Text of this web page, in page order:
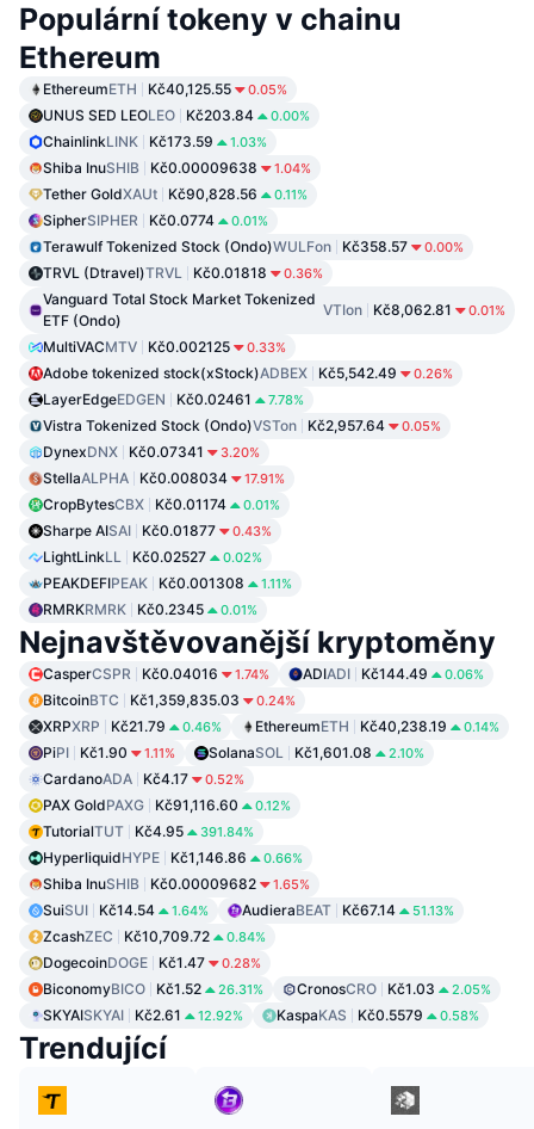
Populární tokeny v chainu
Ethereum
EthereumETH Kč40,125.55 0.05%
UNUS SED LEOLEO Kč203.84 0.00%
ChainlinkLINK Kč173.59 1.03%
Shiba InuSHIB Kč0.00009638 1.04%
Tether GoldXAUt Kč90,828.56 0.11%
SipherSIPHER Kč0.0774 0.01%
Terawulf Tokenized Stock (Ondo)WULFon Kč358.57 0.00%
TRVL (Dtravel)TRVL Kč0.01818 0.36%
Vanguard Total Stock Market Tokenized
ETF (Ondo)
VTIon Kč8,062.81 0.01%
MultiVACMTV Kč0.002125 0.33%
Adobe tokenized stock(xStock)ADBEX Kč5,542.49 0.26%
LayerEdgeEDGEN Kč0.02461 7.78%
Vistra Tokenized Stock (Ondo)VSTon Kč2,957.64 0.05%
DynexDNX Kč0.07341 3.20%
StellaALPHA Kč0.008034 17.91%
CropBytesCBX Kč0.01174 0.01%
Sharpe AISAI Kč0.01877 0.43%
LightLinkLL Kč0.02527 0.02%
PEAKDEFIPEAK Kč0.001308 1.11%
RMRKRMRK Kč0.2345 0.01%
Nejnavštěvovanější kryptoměny
CasperCSPR Kč0.04016 1.74% ADIADI Kč144.49 0.06%
BitcoinBTC Kč1,359,835.03 0.24%
XRPXRP Kč21.79 0.46% EthereumETH Kč40,238.19 0.14%
PiPI Kč1.90 1.11% SolanaSOL Kč1,601.08 2.10%
CardanoADA Kč4.17 0.52%
PAX GoldPAXG Kč91,116.60 0.12%
TutorialTUT Kč4.95 391.84%
HyperliquidHYPE Kč1,146.86 0.66%
Shiba InuSHIB Kč0.00009682 1.65%
SuiSUI Kč14.54 1.64% AudieraBEAT Kč67.14 51.13%
ZcashZEC Kč10,709.72 0.84%
DogecoinDOGE Kč1.47 0.28%
BiconomyBICO Kč1.52 26.31% CronosCRO Kč1.03 2.05%
SKYAISKYAI Kč2.61 12.92% KaspaKAS Kč0.5579 0.58%
Trendující